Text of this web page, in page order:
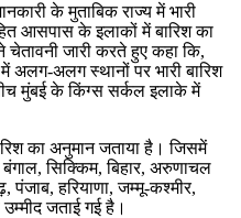
के मुताबिक राज्य में भारी
आसपास के इलाकों में बारिश का
जारी करते हुए कहा कि,
अलग स्थानों पर भारी बारिश
मुंबई के किंग्स सर्कल इलाके में
का अनुमान जताया है। जिसमें
बंगाल, सिक्किम, बिहार, अरुणाचल
पंजाब, हरियाणा, जम्मू-कश्मीर,
जताई गई है।